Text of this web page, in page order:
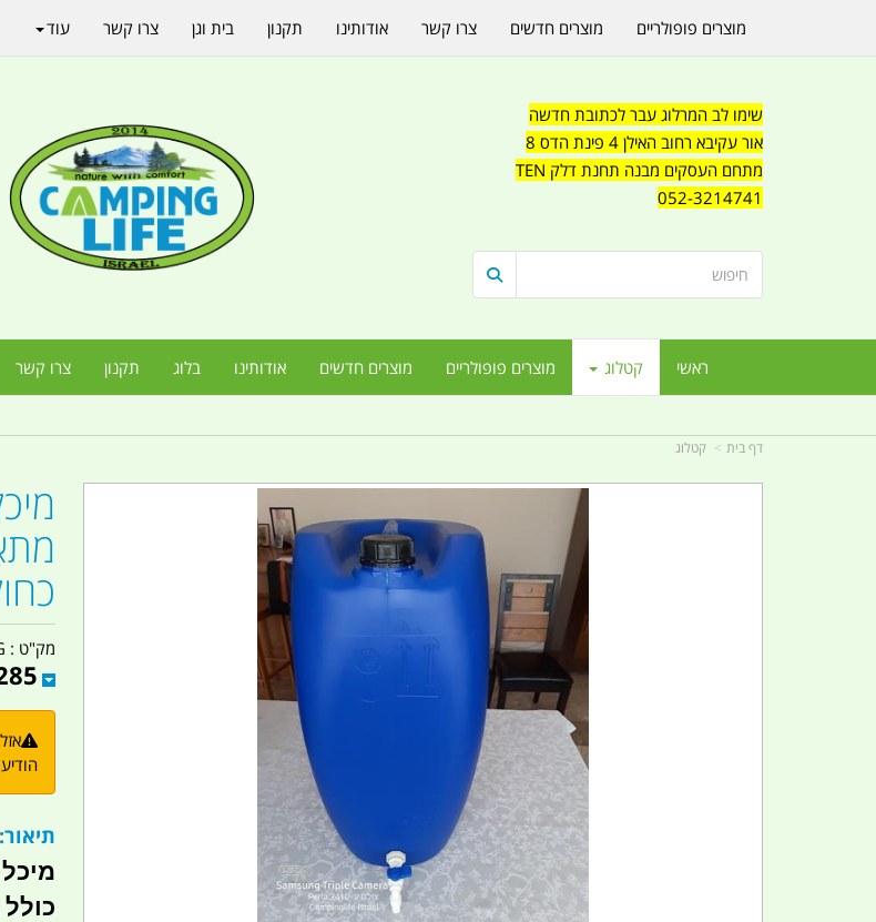
שימו לב המרלוג עבר לכתובת חדשה
אור עקיבא רחוב האילן 4 פינת הדס 8
מתחם העסקים מבנה תחנת דלק TEN
052-3214741
ראשי קטלוג מוצרים פופולריים מוצרים חדשים אודותינו בלוג תקנון צרו קשר
מוצרים פופולריים מוצרים חדשים צרו קשר אודותינו תקנון בית וגן צרו קשר עוד
דף בית קטלוג
מק"ט :
תיאור: